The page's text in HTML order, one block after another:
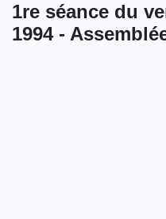
1re séance du
1994 -